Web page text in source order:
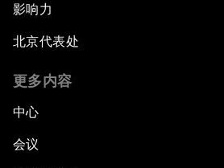
影响力
北京代表处
更多内容
中心
会议